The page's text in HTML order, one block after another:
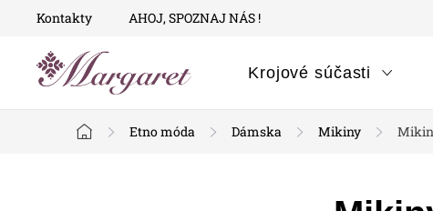
PrejsťKontakty AHOJ, SPOZNAJ NÁS !
Krojové súčasti
Domov
Etno móda Dámska Mikiny